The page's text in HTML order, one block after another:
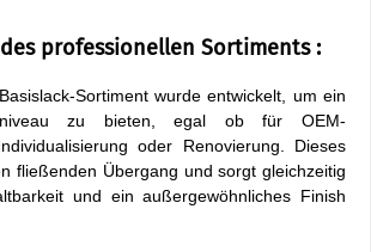
professionellen Sortiments :
Sortiment wurde entwickelt, um ein
zu bieten, egal ob für OEM-
oder Renovierung. Dieses
fließenden Übergang und sorgt gleichzeitig
und ein außergewöhnliches Finish